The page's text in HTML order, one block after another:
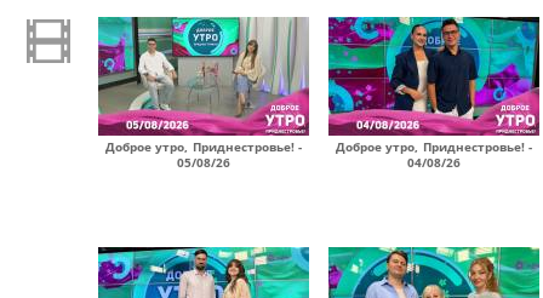
Доброе утро, Приднестровье! -
05/08/26
Доброе утро, Приднестровье! -
04/08/26